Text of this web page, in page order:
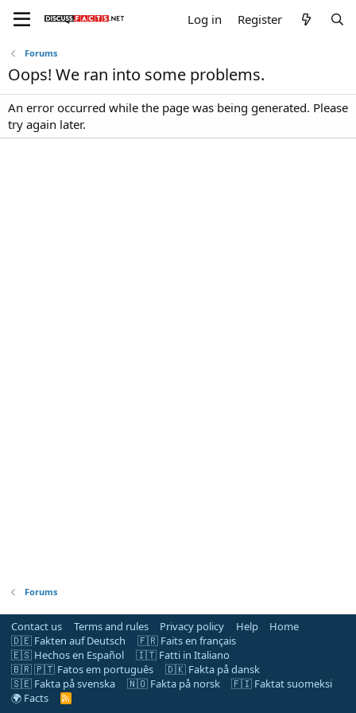
Log in Register
Forums
Oops! We ran into some problems.
An error occurred while the page was being generated. Please
try again later.
Forums
Contact us Terms and rules Privacy policy Help
Home
🇩🇪 Fakten auf Deutsch
🇫🇷 Faits en français
🇪🇸 Hechos en Español
🇮🇹 Fatti in Italiano
🇧🇷 🇵🇹 Fatos em português
🇩🇰 Fakta på dansk
🇸🇪 Fakta på svenska
🇳🇴 Fakta på norsk
🇫🇮 Faktat suomeksi
🌍 Facts
R